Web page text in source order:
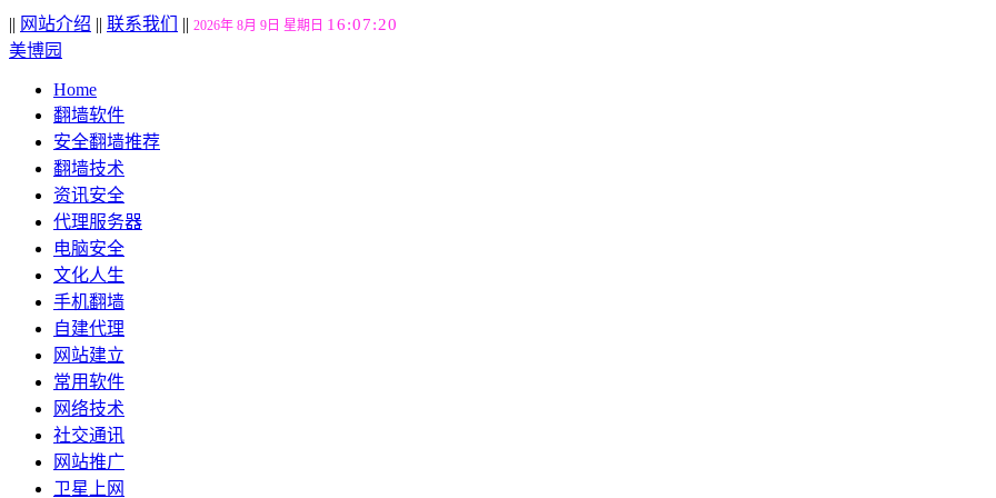
|| 网站介绍 || 联系我们 || 2026年 8月 9日 星期日 16:07:21
美博园
Home
翻墙软件
安全翻墙推荐
翻墙技术
资讯安全
代理服务器
电脑安全
文化人生
手机翻墙
自建代理
网站建立
常用软件
网络技术
社交通讯
网站推广
卫星上网